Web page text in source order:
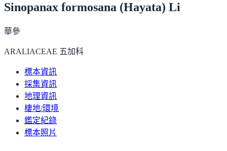
Sinopanax formosana (Hayata) Li
華參
ARALIACEAE 五加科
標本資訊
採集資訊
地理資訊
棲地/環境
鑑定紀錄
標本照片